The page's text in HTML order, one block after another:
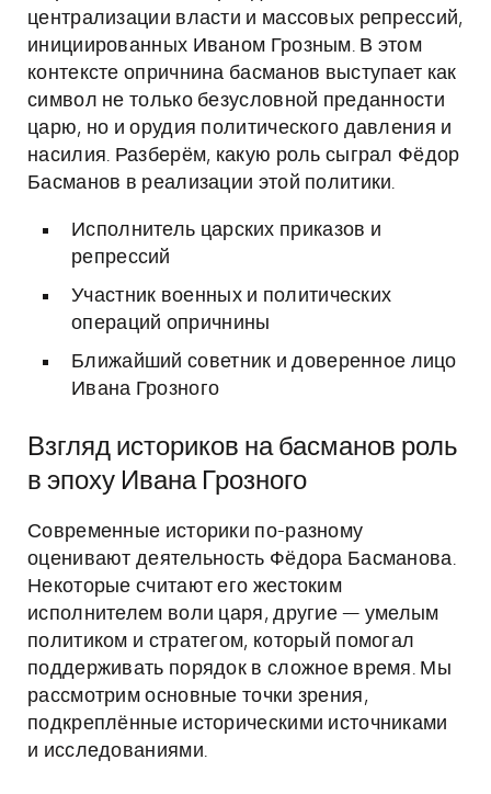
централизации власти и массовых репрессий,
инициированных Иваном Грозным. В этом
контексте опричнина басманов выступает как
символ не только безусловной преданности
царю, но и орудия политического давления и
насилия. Разберём, какую роль сыграл Фёдор
Басманов в реализации этой политики.
Исполнитель царских приказов и
репрессий
Участник военных и политических
операций опричнины
Ближайший советник и доверенное лицо
Ивана Грозного
Взгляд историков на басманов роль
в эпоху Ивана Грозного
Современные историки по-разному
оценивают деятельность Фёдора Басманова.
Некоторые считают его жестоким
исполнителем воли царя, другие — умелым
политиком и стратегом, который помогал
поддерживать порядок в сложное время. Мы
рассмотрим основные точки зрения,
подкреплённые историческими источниками
и исследованиями.